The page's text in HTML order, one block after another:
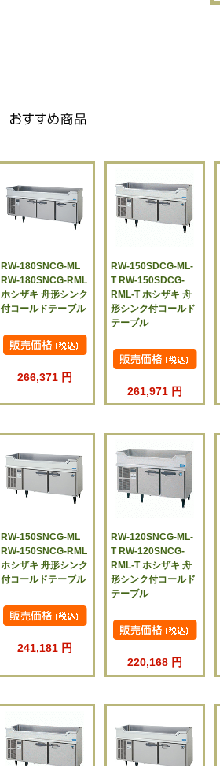
RW-180SNCG-ML
RW-180SNCG-RML
ホシザキ 舟形シンク
付コールドテーブル
266,371 円
RW-150SDCG-ML-
T RW-150SDCG-
RML-T ホシザキ 舟
形シンク付コールド
テーブル
261,971 円
RW-150SNCG-ML
RW-150SNCG-RML
ホシザキ 舟形シンク
付コールドテーブル
241,181 円
RW-120SNCG-ML-
T RW-120SNCG-
RML-T ホシザキ 舟
形シンク付コールド
テーブル
220,168 円